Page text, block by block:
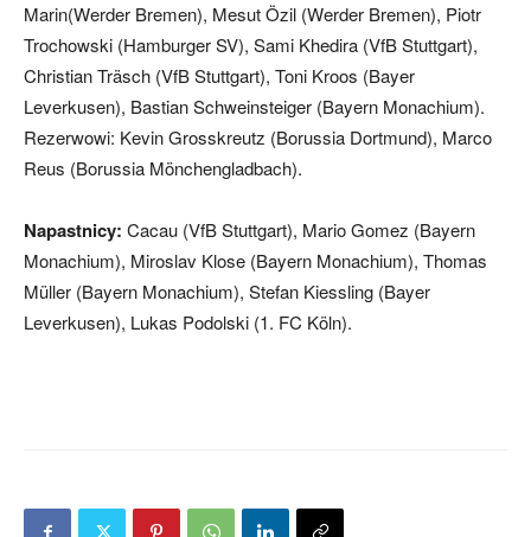
Marin(Werder Bremen), Mesut Özil (Werder Bremen), Piotr
Trochowski (Hamburger SV), Sami Khedira (VfB Stuttgart),
Christian Träsch (VfB Stuttgart), Toni Kroos (Bayer
Leverkusen), Bastian Schweinsteiger (Bayern Monachium).
Rezerwowi: Kevin Grosskreutz (Borussia Dortmund), Marco
Reus (Borussia Mönchengladbach).
Napastnicy: Cacau (VfB Stuttgart), Mario Gomez (Bayern
Monachium), Miroslav Klose (Bayern Monachium), Thomas
Müller (Bayern Monachium), Stefan Kiessling (Bayer
Leverkusen), Lukas Podolski (1. FC Köln).